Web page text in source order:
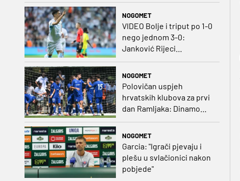
NOGOMET
VIDEO Bolje i triput po 1-0
nego jednom 3-0:
Janković Rijeci
projektilom donio slavlje
protivnika
NOGOMET
Polovičan uspjeh
hrvatskih klubova za prvi
dan Ramljaka: Dinamo
poražen od Juventusa,
NOGOMET
Garcia: "Igrači pjevaju i
plešu u svlačionici nakon
pobjede"